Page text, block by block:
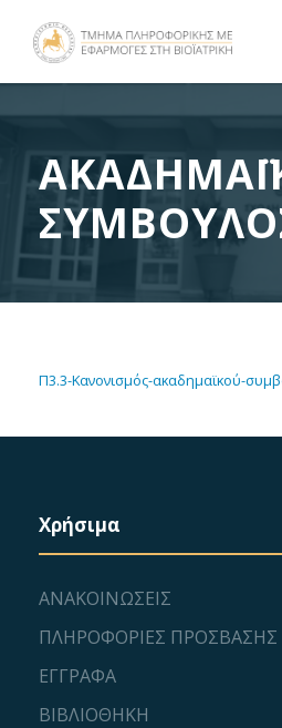
Π3.3-Κανονισμός-ακαδημαϊκού-
Χρήσιμα
ΑΝΑΚΟΙΝΩΣΕΙΣ
ΠΛΗΡΟΦΟΡΙΕΣ ΠΡΟΣΒΑΣΗΣ
ΕΓΓΡΑΦΑ
ΒΙΒΛΙΟΘΗΚΗ